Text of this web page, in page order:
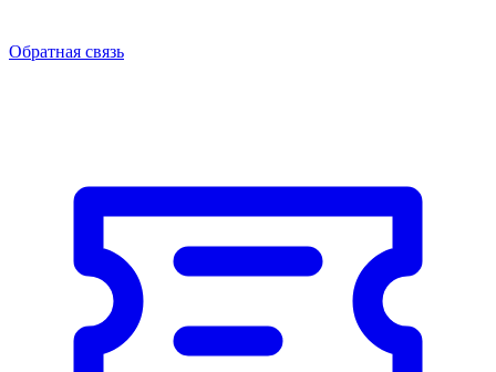
Обратная связь